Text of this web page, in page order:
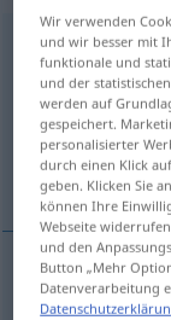
Quadratwurzelf
Übersicht
(Für mehr Details
square root
squareroot
Wir verwenden
und wir besser mit
funktionale und
und der
werden auf
gespeichert.
personalisierter
durch einen Klick
geben. Klicken Sie
können Ihre
Webseite
und den
Button „Mehr
Datenverarbeitung